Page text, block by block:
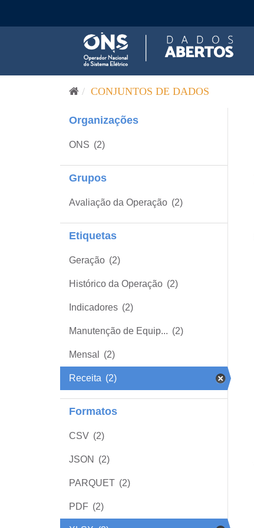
CONJUNTOS DE DADOS
Organizações
ONS (2)
Grupos
Avaliação da Operação (2)
Etiquetas
Geração (2)
Histórico da Operação (2)
Indicadores (2)
Manutenção de Equip... (2)
Mensal (2)
Receita (2)
Formatos
CSV (2)
JSON (2)
PARQUET (2)
PDF (2)